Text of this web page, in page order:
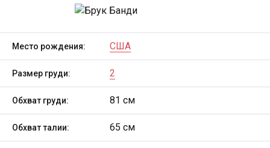
Место рождения: США
Размер груди: 2
Обхват груди: 81 см
Обхват талии: 65 см